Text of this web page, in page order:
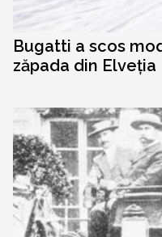
Bugatti a scos
zăpada din Elveția